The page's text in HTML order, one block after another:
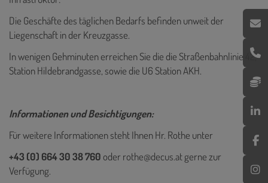
Die Geschäfte des täglichen Bedarfs befinden unweit der
Liegenschaft in der Kreuzgasse.
In wenigen Gehminuten erreichen Sie die die Straßenbahnlinie 42,
Station Hildebrandgasse, sowie die U6 Station AKH.
Informationen und Besichtigungen:
Für weitere Informationen steht Ihnen Hr. Rothe unter
+43 (0) 664 30 38 760 oderrothe@decus.atgerne zur
Verfügung.